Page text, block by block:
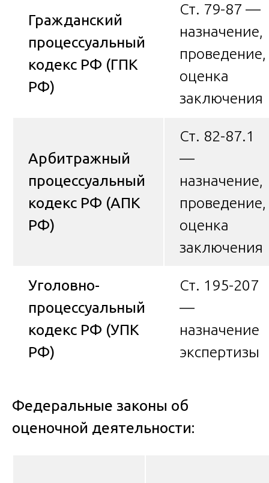
Гражданский
процессуальный
кодекс РФ (ГПК
РФ)
Ст. 79-87 —
назначение,
проведение,
оценка
заключения
Арбитражный
процессуальный
кодекс РФ (АПК
РФ)
Ст. 82-87.1
—
назначение,
проведение,
оценка
заключения
Уголовно-
процессуальный
кодекс РФ (УПК
РФ)
Ст. 195-207
—
назначение
экспертизы
Федеральные законы об
оценочной деятельности: